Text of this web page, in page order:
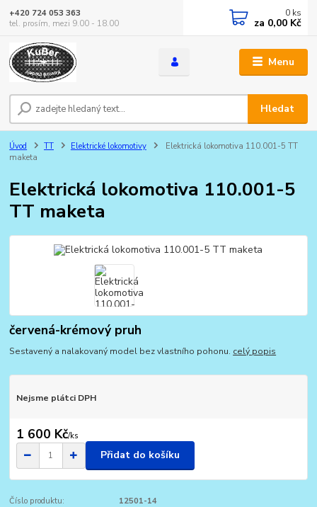
Menu
Hledat
+420 724 053 363
tel. prosím, mezi 9.00 - 18.00
0 ks
za 0,00 Kč
Úvod TT Elektrické lokomotivy
Elektrická lokomotiva 110.001-5 TT
maketa
Elektrická lokomotiva 110.001-5
TT maketa
červená-krémový pruh
Sestavený a nalakovaný model bez vlastního pohonu. celý popis
Nejsme plátci DPH
1 600 Kč/ks
Přidat do košíku
Číslo produktu: 12501-14